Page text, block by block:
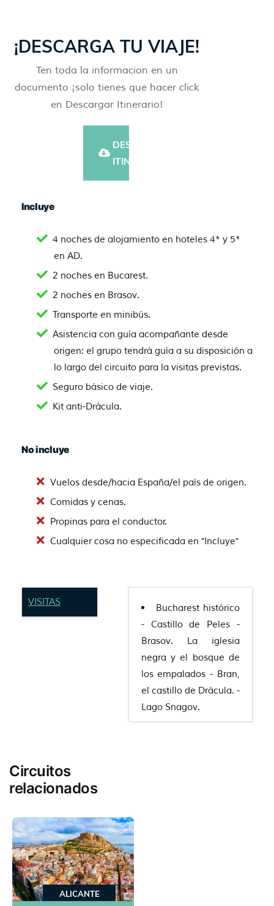
¡DESCARGA TU VIAJE!
Ten toda la informacion en un
documento ¡solo tienes que hacer click
en Descargar Itinerario!
DESCARGAR
ITINERARIO
Incluye
4 noches de alojamiento en hoteles 4* y 5*
en AD.
2 noches en Bucarest.
2 noches en Brasov.
Transporte en minibús.
Asistencia con guía acompañante desde
origen: el grupo tendrá guía a su disposición a
lo largo del circuito para la visitas previstas.
Seguro básico de viaje.
Kit anti-Drácula.
No incluye
Vuelos desde/hacia España/el país de origen.
Comidas y cenas.
Propinas para el conductor.
Cualquier cosa no especificada en "Incluye"
VISITAS
Bucharest histórico
- Castillo de Peles -
Brasov. La iglesia
negra y el bosque de
los empalados - Bran,
el castillo de Drácula. -
Lago Snagov.
Circuitos
relacionados
ALICANTE